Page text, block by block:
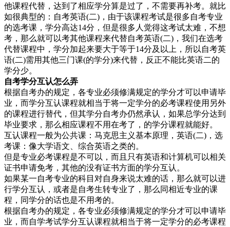
他课程代替，达到了相应学分算是过了，不需要再补考。就比
如很典型的：自考英语(二)，由于该课程考试是很多自考专业
的选考课，学分高达14分，但是很多人觉得这考试太难，不想
考，那么就可以考其他课程来代替自考英语(二)，我们在选考
代替课程中，学分加起来要大于等于14分及以上，所以自考英
语(二)需用其他三门课(的学分)来代替，反正不能比英语二的
学分少。
自考学分互认怎么弄
根据自考办的规定，各专业必须修满规定的学分才可以申请毕
业，而学分互认课程就相当于将一定学分的必考课程使用另外
的课程进行替代，但其学分自考办仍然承认，如果总学分达到
毕业要求，那么相应课程不用在考了，的学分课程就能好。
互认课程一般为公共课：马克思主义基本原理，英语(二)，选
考课：像大学语文、综合英语之类的。
但是专业必考课程是不可以，而且只有英语和计算机可以相关
证书申请免考，其他的没有证书方面的学分互认。
如果某一自考专业的科目对自身来说太难的话，那么就可以进
行学分互认，或者是自考生转专业了，那么同相近专业的课
程，同学分的话也是不用考的。
根据自考办的规定，各专业必须修满规定的学分才可以申请毕
业，而自学考试学分互认课程就相当于将一定学分的必考课程